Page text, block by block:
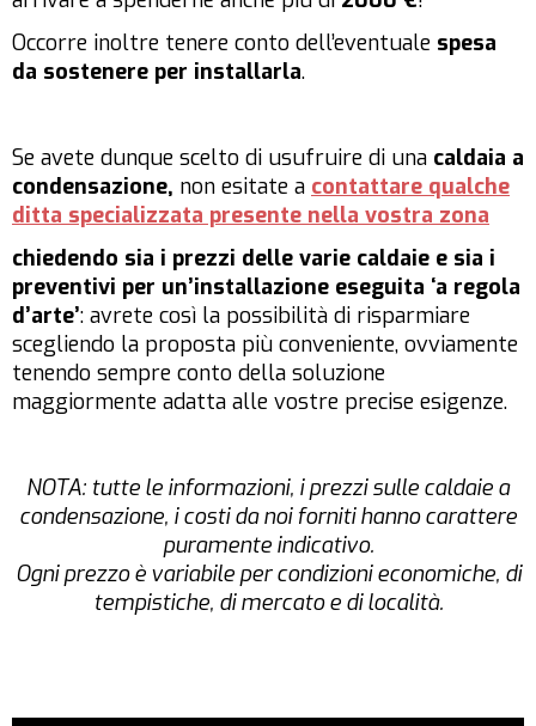
Occorre inoltre tenere conto dell’eventuale spesa
da sostenere per installarla.
Se avete dunque scelto di usufruire di una caldaia a
condensazione, non esitate a contattare qualche
ditta specializzata presente nella vostra zona
chiedendo sia i prezzi delle varie caldaie e sia i
preventivi per un’installazione eseguita ‘a regola
d’arte’: avrete così la possibilità di risparmiare
scegliendo la proposta più conveniente, ovviamente
tenendo sempre conto della soluzione
maggiormente adatta alle vostre precise esigenze.
NOTA: tutte le informazioni, i prezzi sulle caldaie a
condensazione, i costi da noi forniti hanno carattere
puramente indicativo.
Ogni prezzo è variabile per condizioni economiche, di
tempistiche, di mercato e di località.